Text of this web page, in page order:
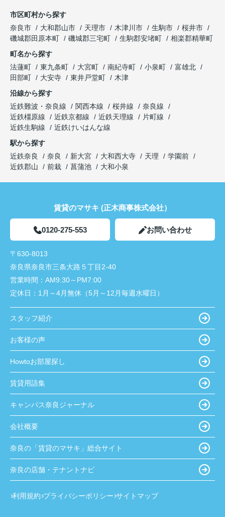
市区町村から探す
奈良市
大和郡山市 天理市 木津川市 生駒市
桜井市
磯城郡田原本町
磯城郡三宅町 生駒郡安堵町
相楽郡精華町
町名から探す
法蓮町
東九条町 大宮町 南紀寺町 小泉町
富雄北
田部町
大安寺 東井戸堂町
木津
沿線から探す
近鉄難波・奈良線
関西本線 桜井線
奈良線
近鉄橿原線
近鉄京都線 近鉄天理線
片町線
近鉄生駒線
近鉄けいはんな線
駅から探す
近鉄奈良
奈良 新大宮 大和西大寺 天理
学園前
近鉄郡山
前栽 菖蒲池 大和小泉
賃貸のマサキ (正木商事株式会社）
0120-275-553 お問い合わせ
〒630-8013
奈良県奈良市三条大路５丁目2-40
営業時間： AM9:30～PM7:00
定休日： 1月～4月無休（5月～12月毎週水曜日）
スタッフ紹介
お客様の声
Howtoお部屋探し
賃貸用語集
キャンパス奈良ジャーナル
会社概要
奈良の「賃貸のマサキ」総合サイト
奈良の店舗・テナントナビ
利用規約 プライバシーポリシー サイトマップ